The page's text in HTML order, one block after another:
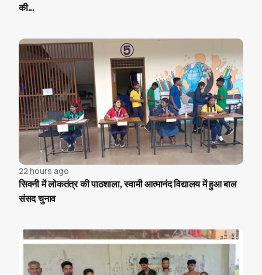
की...
22 hours ago
सिवनी में लोकतंत्र की पाठशाला, स्वामी आत्मानंद विद्यालय में हुआ बाल
संसद चुनाव